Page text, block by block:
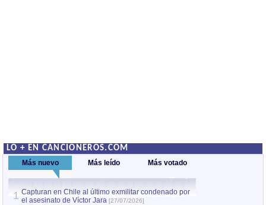
LO + EN CANCIONEROS.COM
Más nuevo Más leído Más votado
1 Capturan en Chile al último exmilitar condenado por
el asesinato de Víctor Jara [27/07/2026]